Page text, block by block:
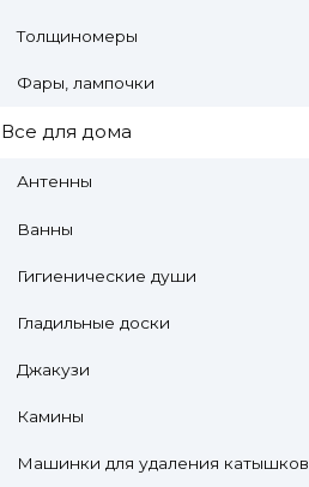
Толщиномеры
Фары, лампочки
Все для дома
Антенны
Ванны
Гигиенические души
Гладильные доски
Джакузи
Камины
Машинки для удаления катышков